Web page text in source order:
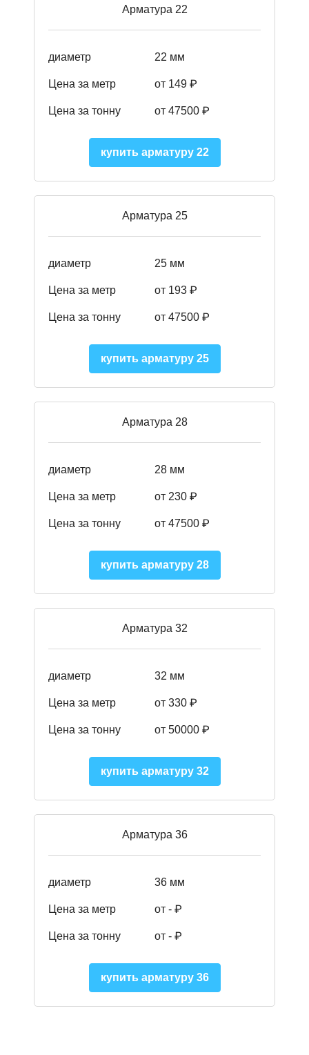
Арматура 22
диаметр 22 мм
Цена за метр от 149 ₽
Цена за тонну от 47500 ₽
купить арматуру 22
Арматура 25
диаметр 25 мм
Цена за метр от 193 ₽
Цена за тонну от 47500 ₽
купить арматуру 25
Арматура 28
диаметр 28 мм
Цена за метр от 230 ₽
Цена за тонну от 47500 ₽
купить арматуру 28
Арматура 32
диаметр 32 мм
Цена за метр от 330 ₽
Цена за тонну от 50000 ₽
купить арматуру 32
Арматура 36
диаметр 36 мм
Цена за метр от - ₽
Цена за тонну от - ₽
купить арматуру 36